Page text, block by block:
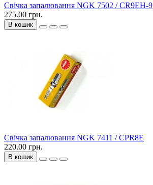
Свічка запалювання NGK 7502 / CR9EH-9
275.00 грн.
В кошик
Свічка запалювання NGK 7411 / CPR8E
220.00 грн.
В кошик